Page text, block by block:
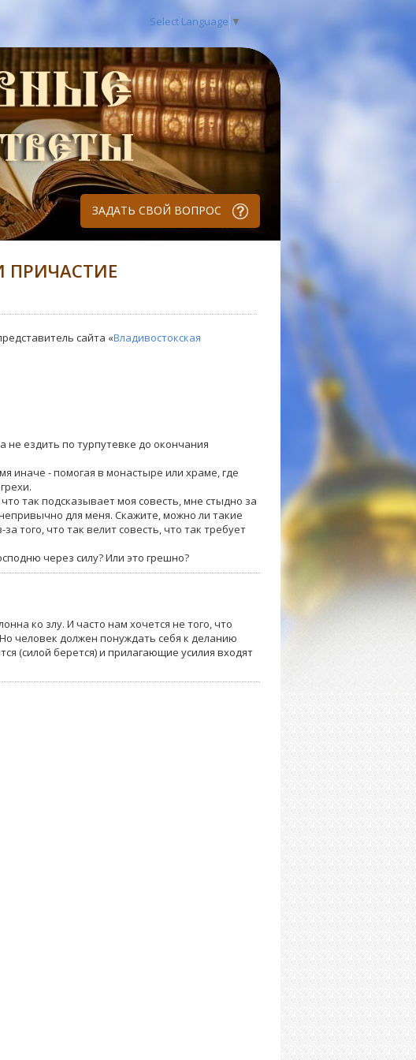
Select Language ▼
ЗАДАТЬ СВОЙ ВОПРОС
ПРИЧАСТИЕ
сайта «Владивостокская
ездить по турпутевке до окончания
иначе - помогая в монастыре или храме, где
так подсказывает моя совесть, мне стыдно за
для меня. Скажите, можно ли такие
того, что так велит совесть, что так требует
через силу? Или это грешно?
ко злу. И часто нам хочется не того, что
человек должен понуждать себя к деланию
(силой берется) и прилагающие усилия входят